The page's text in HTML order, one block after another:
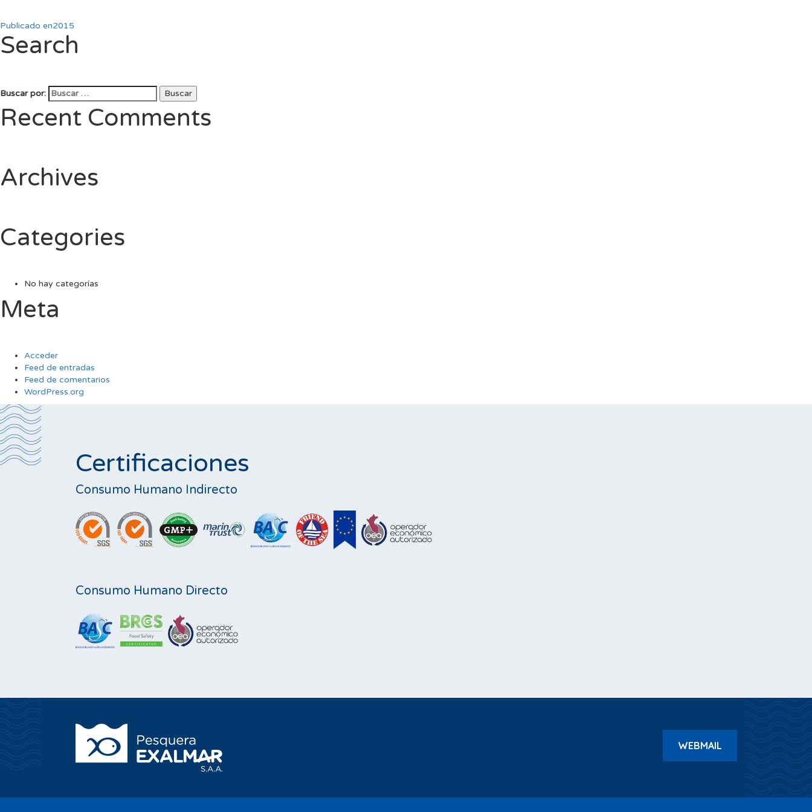
Publicado en2015
Search
Buscar por: Buscar
Recent Comments
Archives
Categories
No hay categorías
Meta
Acceder
Feed de entradas
Feed de comentarios
WordPress.org
Certificaciones
Consumo Humano Indirecto
Consumo Humano Directo
WEBMAIL